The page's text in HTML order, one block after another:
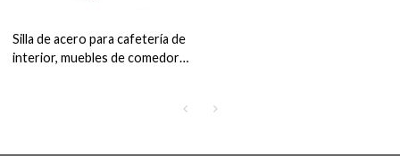
Silla de acero para cafetería de
interior, muebles de comedor